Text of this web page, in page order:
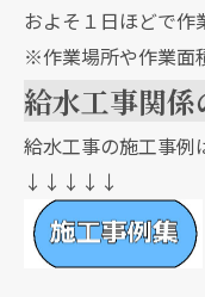
およそ１日ほどで作
※作業場所や作業面
給水工事関
給水工事の施工事例
↓↓↓↓↓